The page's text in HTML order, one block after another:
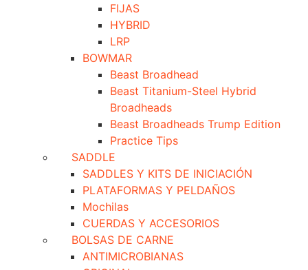
FIJAS
HYBRID
LRP
BOWMAR
Beast Broadhead
Beast Titanium-Steel Hybrid
Broadheads
Beast Broadheads Trump Edition
Practice Tips
SADDLE
SADDLES Y KITS DE INICIACIÓN
PLATAFORMAS Y PELDAÑOS
Mochilas
CUERDAS Y ACCESORIOS
BOLSAS DE CARNE
ANTIMICROBIANAS